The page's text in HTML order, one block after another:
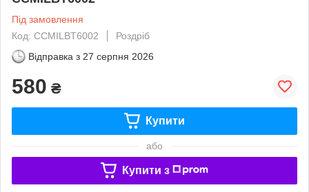
Під замовлення
Код: CCMILBT6002
Роздріб
Відправка з 27 серпня 2026
580 ₴
Купити
або
Купити з